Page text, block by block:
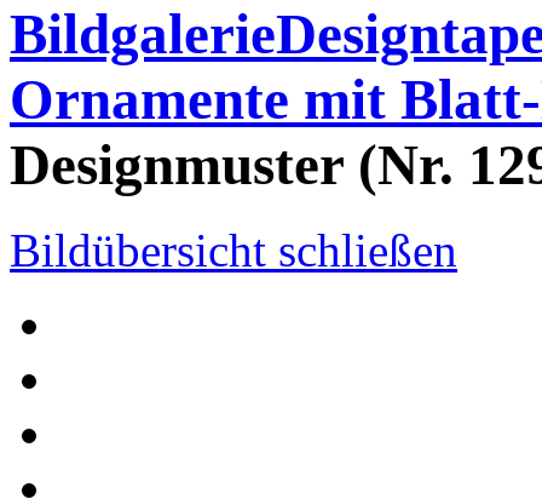
Bildgalerie
Ornamente mit
Designmuster (Nr.
Bildübersicht schließen